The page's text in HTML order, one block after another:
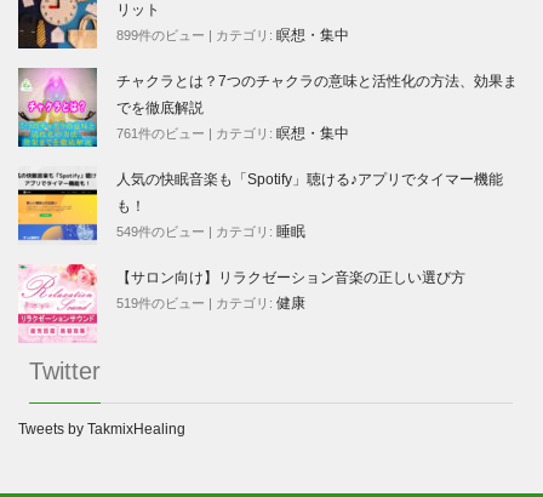
リット
899件のビュー カテゴリ: 瞑想・集中
チャクラとは？7つのチャクラの意味と活性化の方法、効果ま
でを徹底解説
761件のビュー カテゴリ: 瞑想・集中
人気の快眠音楽も「Spotify」聴ける♪アプリでタイマー機能
も！
549件のビュー カテゴリ: 睡眠
【サロン向け】リラクゼーション音楽の正しい選び方
519件のビュー カテゴリ: 健康
Twitter
Tweets by TakmixHealing